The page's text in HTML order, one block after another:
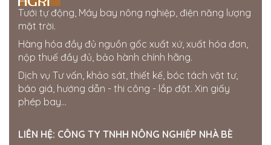
0963750153
Cửa hàng Gia Bách
Ấp 7, xã Xuân Tay, Cẩm Mỹ, Đồng Nai, Việt Nam
0343954508
Thế giới điện nước Đắk Nông
205 Quang Trung, Phường Nghĩa Tân, Gia Nghĩa, Đắk
Nông
Tưới tự động, Máy bay nông nghiệp, điện năng lượng
mặt trời.
Hàng hóa đầy đủ nguồn gốc xuất xứ, xuất hóa đơn,
nộp thuế đầy đủ, bảo hành chính hãng.
Dịch vụ Tư vấn, khảo sát, thiết kế, bóc tách vật tư,
báo giá, hướng dẫn - thi công - lắp đặt. Xin giấy
phép bay...
LIÊN HỆ: CÔNG TY TNHH NÔNG NGHIỆP NHÀ BÈ